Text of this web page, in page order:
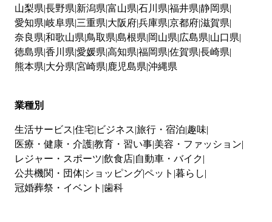
山梨県 長野県 新潟県 富山県 石川県 福井県 静岡県
愛知県 岐阜県 三重県 大阪府兵庫県 京都府滋賀県
奈良県 和歌山県 鳥取県 島根県 岡山県 広島県 山口県
徳島県 香川県 愛媛県 高知県 福岡県 佐賀県 長崎県
熊本県 大分県 宮崎県 鹿児島県 沖縄県
業種別
生活サービス 住宅 ビジネス 旅行・宿泊 趣味
医療・健康・介護教育・習い事 美容・ファッション
レジャー・スポーツ 飲食店 自動車・バイク
公共機関・団体 ショッピングペット 暮らし
冠婚葬祭・イベント 歯科